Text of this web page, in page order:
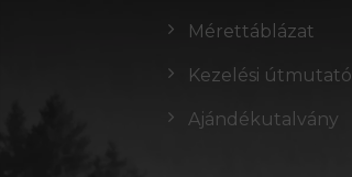
Mérettáblázat
Kezelési útmutató
Ajándékutalvány